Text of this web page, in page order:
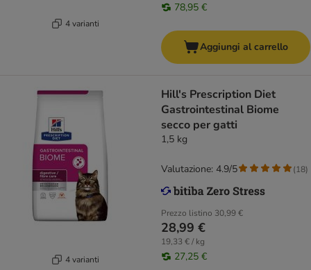
4 varianti
78,95 €
Aggiungi al carrello
4 varianti
Hill's Prescription Diet
Gastrointestinal Biome
secco per gatti
1,5 kg
Prezzo listino 30,99 €
28,99 €
19,33 € / kg
27,25 €
Valutazione: 4.9/5 (18)